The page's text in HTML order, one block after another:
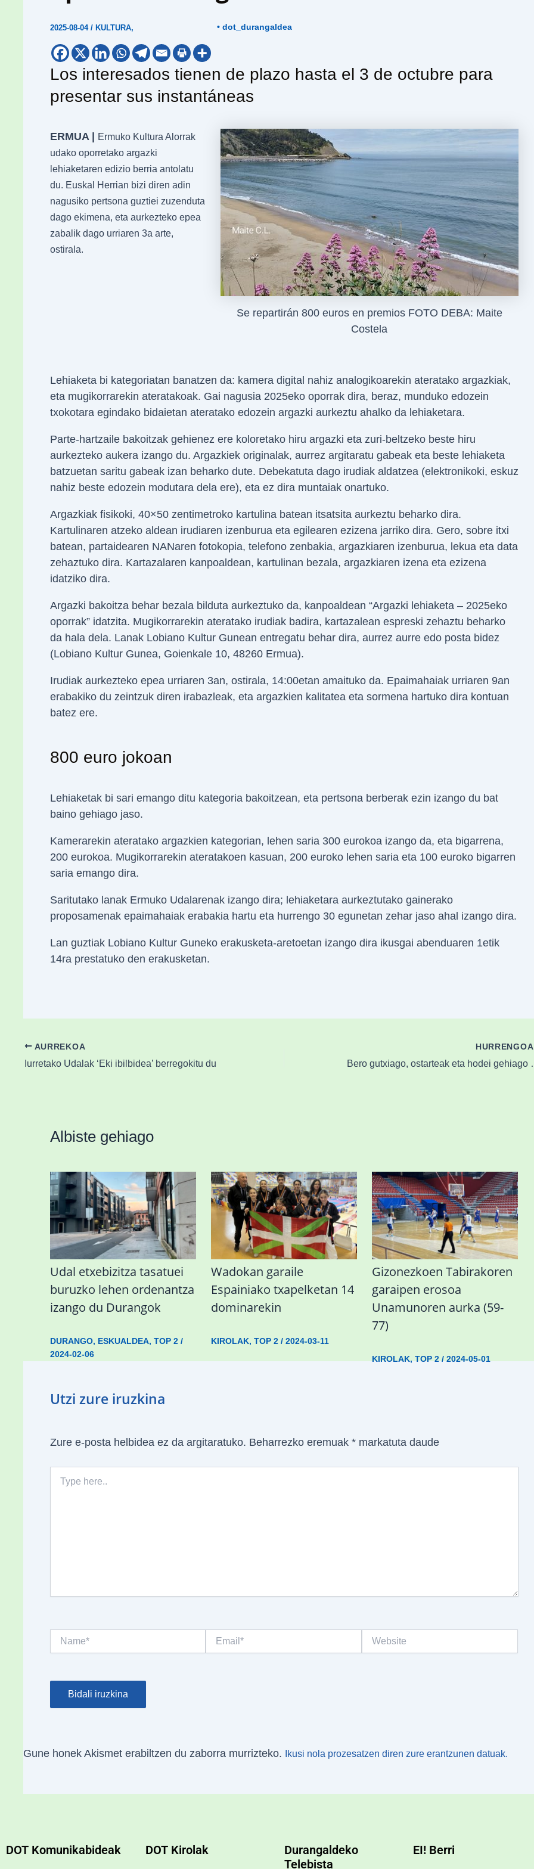
2025-08-04 / KULTURA, • dot_durangaldea
Los interesados tienen de plazo hasta el 3 de octubre para
presentar sus instantáneas
Se repartirán 800 euros en premios FOTO DEBA: Maite
Costela
ERMUA |
Ermuko Kultura Alorrak
udako oporretako argazki
lehiaketaren edizio berria antolatu
du. Euskal Herrian bizi diren adin
nagusiko pertsona guztiei zuzenduta
dago ekimena, eta aurkezteko epea
zabalik dago urriaren 3a arte,
ostirala.
Lehiaketa bi kategoriatan banatzen da: kamera digital nahiz analogikoarekin ateratako argazkiak,
eta mugikorrarekin ateratakoak. Gai nagusia 2025eko oporrak dira, beraz, munduko edozein
txokotara egindako bidaietan ateratako edozein argazki aurkeztu ahalko da lehiaketara.
Parte-hartzaile bakoitzak gehienez ere koloretako hiru argazki eta zuri-beltzeko beste hiru
aurkezteko aukera izango du. Argazkiek originalak, aurrez argitaratu gabeak eta beste lehiaketa
batzuetan saritu gabeak izan beharko dute. Debekatuta dago irudiak aldatzea (elektronikoki, eskuz
nahiz beste edozein modutara dela ere), eta ez dira muntaiak onartuko.
Argazkiak fisikoki, 40×50 zentimetroko kartulina batean itsatsita aurkeztu beharko dira.
Kartulinaren atzeko aldean irudiaren izenburua eta egilearen ezizena jarriko dira. Gero, sobre itxi
batean, partaidearen NANaren fotokopia, telefono zenbakia, argazkiaren izenburua, lekua eta data
zehaztuko dira. Kartazalaren kanpoaldean, kartulinan bezala, argazkiaren izena eta ezizena
idatziko dira.
Argazki bakoitza behar bezala bilduta aurkeztuko da, kanpoaldean “Argazki lehiaketa – 2025eko
oporrak” idatzita. Mugikorrarekin ateratako irudiak badira, kartazalean espreski zehaztu beharko
da hala dela. Lanak Lobiano Kultur Gunean entregatu behar dira, aurrez aurre edo posta bidez
(Lobiano Kultur Gunea, Goienkale 10, 48260 Ermua).
Irudiak aurkezteko epea urriaren 3an, ostirala, 14:00etan amaituko da. Epaimahaiak urriaren 9an
erabakiko du zeintzuk diren irabazleak, eta argazkien kalitatea eta sormena hartuko dira kontuan
batez ere.
800 euro jokoan
Lehiaketak bi sari emango ditu kategoria bakoitzean, eta pertsona berberak ezin izango du bat
baino gehiago jaso.
Kamerarekin ateratako argazkien kategorian, lehen saria 300 eurokoa izango da, eta bigarrena,
200 eurokoa. Mugikorrarekin ateratakoen kasuan, 200 euroko lehen saria eta 100 euroko bigarren
saria emango dira.
Saritutako lanak Ermuko Udalarenak izango dira; lehiaketara aurkeztutako gainerako
proposamenak epaimahaiak erabakia hartu eta hurrengo 30 egunetan zehar jaso ahal izango dira.
Lan guztiak Lobiano Kultur Guneko erakusketa-aretoetan izango dira ikusgai abenduaren 1etik
14ra prestatuko den erakusketan.
AURREKOA
Iurretako Udalak ‘Eki ibilbidea’ berregokitu du
HURRENGOA
Bero gutxiago,
Albiste gehiago
Udal etxebizitza tasatuei
buruzko lehen ordenantza
izango du Durangok
DURANGO, ESKUALDEA, TOP 2/
2024-02-06
Wadokan garaile
Espainiako txapelketan 14
dominarekin
KIROLAK, TOP 2/ 2024-03-11
Gizonezkoen Tabirakoren
garaipen erosoa
Unamunoren aurka (59-
77)
KIROLAK,TOP 2 /2024-05-01
Utzi zure iruzkina
Zure e-posta helbidea ez da argitaratuko. Beharrezko eremuak *markatuta daude
here..
Gune honek Akismet erabiltzen du zaborra murrizteko. Ikusi nola prozesatzen diren zure erantzunen datuak.
DOT Komunikabideak DOT Kirolak
Durangaldeko
Telebista
EI! Berri